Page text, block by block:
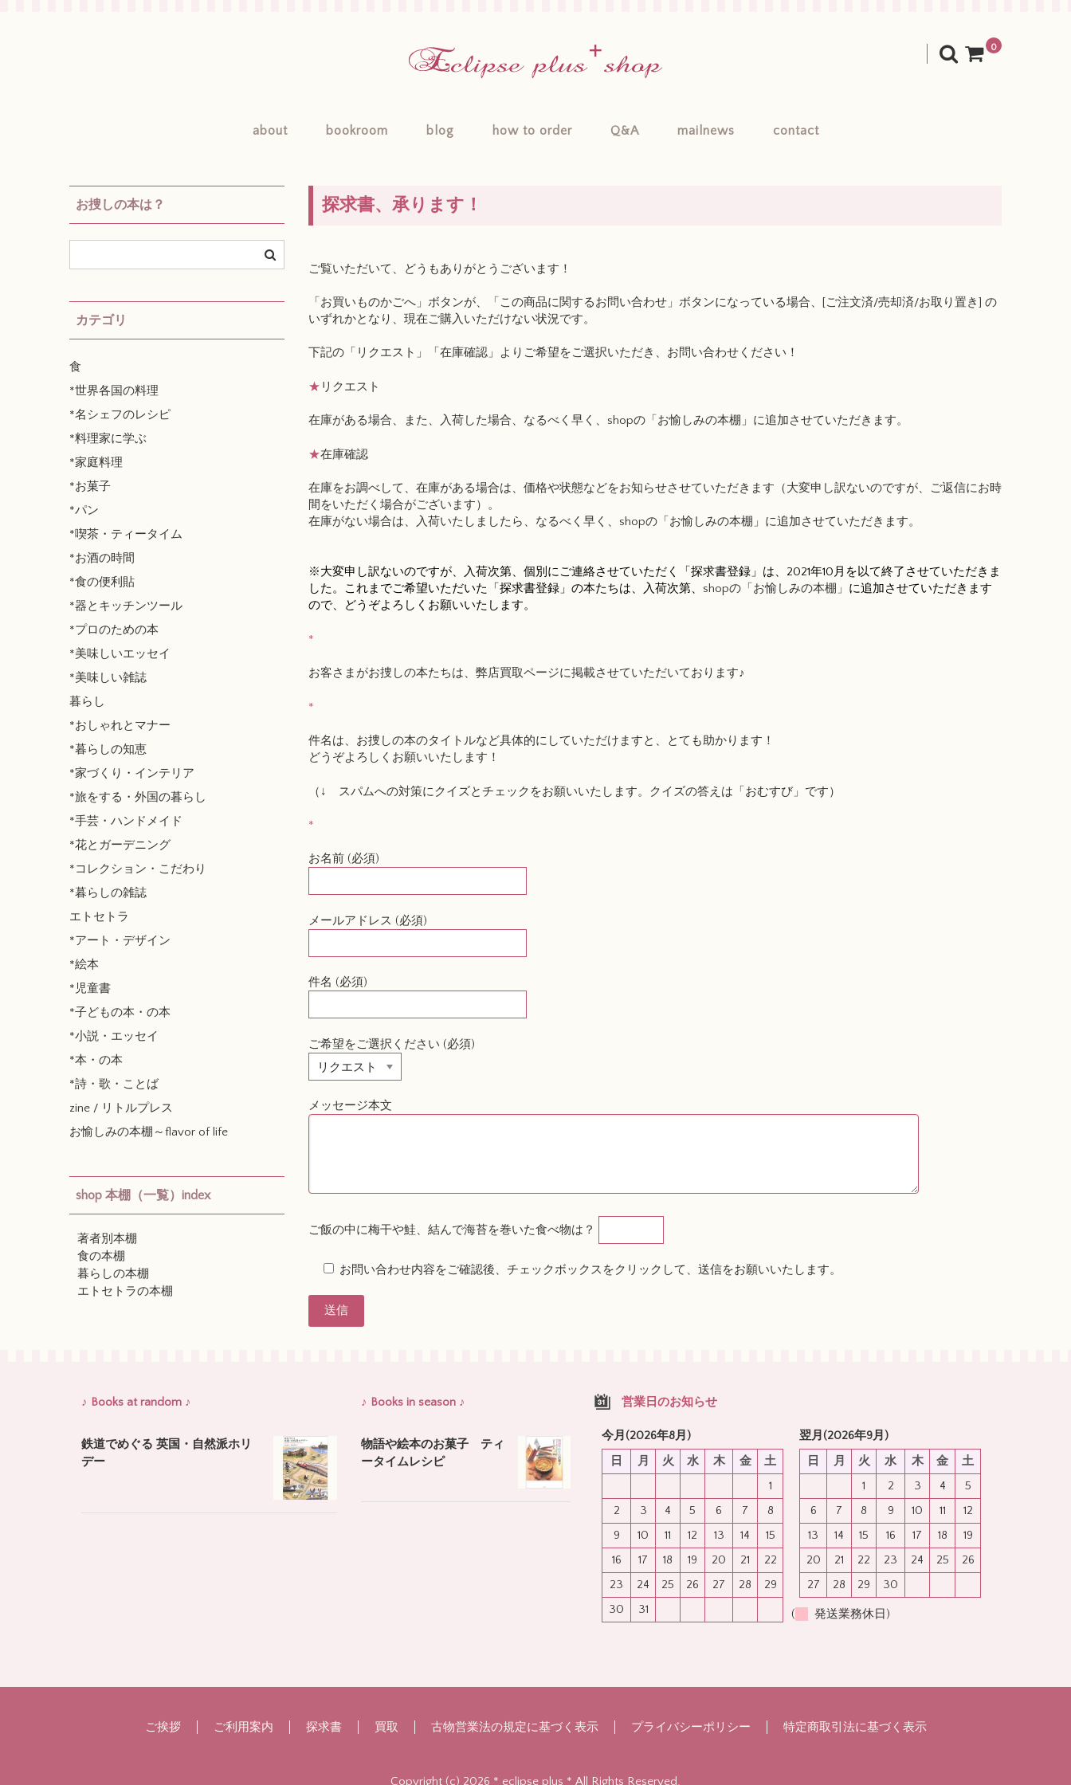
0
about bookroom blog how to order Q&A mailnews contact
探求書、承ります！
ご覧いただいて、どうもありがとうございます！
「お買いものかごへ」ボタンが、「この商品に関するお問い合わせ」ボタンになっている場合、[ご注文済/売却済/お取り置き] の
いずれかとなり、現在ご購入いただけない状況です。
下記の「リクエスト」「在庫確認」よりご希望をご選択いただき、お問い合わせください！
★ リクエスト
在庫がある場合、また、入荷した場合、なるべく早く、 shopの「お愉しみの本棚」 に追加させていただきます。
★在庫確認
在庫をお調べして、在庫がある場合は、価格や状態などをお知らせさせていただきます（大変申し訳ないのですが、ご返信にお時
間をいただく場合がございます）。
在庫がない場合は、入荷いたしましたら、なるべく早く、 shopの「お愉しみの本棚」 に追加させていただきます。
※大変申し訳ないのですが、入荷次第、個別にご連絡させていただく「探求書登録」は、2021年10月を以て終了させていただきま
した。これまでご希望いただいた「探求書登録」の本たちは、入荷次第、 shopの「お愉しみの本棚」 に追加させていただきます
ので、どうぞよろしくお願いいたします。
*
お客さまがお捜しの本たちは、 弊店買取ページに掲載させていただいております♪
*
件名は、お捜しの本のタイトルなど具体的にしていただけますと、とても助かります！
どうぞよろしくお願いいたします！
（↓ スパムへの対策にクイズとチェックをお願いいたします。クイズの答えは「おむすび」です）
*
お名前 (必須)
メールアドレス (必須)
件名 (必須)
ご希望をご選択ください (必須)
メッセージ本文
ご飯の中に梅干や鮭、結んで海苔を巻いた食べ物は？
お問い合わせ内容をご確認後、チェックボックスをクリックして、送信をお願いいたします。
お捜しの本は？
カテゴリ
食
*世界各国の料理
*名シェフのレシピ
*料理家に学ぶ
*家庭料理
*お菓子
*パン
*喫茶・ティータイム
*お酒の時間
*食の便利貼
*器とキッチンツール
*プロのための本
*美味しいエッセイ
*美味しい雑誌
暮らし
*おしゃれとマナー
*暮らしの知恵
*家づくり・インテリア
*旅をする・外国の暮らし
*手芸・ハンドメイド
*花とガーデニング
*コレクション・こだわり
*暮らしの雑誌
エトセトラ
*アート・デザイン
*絵本
*児童書
*子どもの本・の本
*小説・エッセイ
*本・の本
*詩・歌・ことば
zine / リトルプレス
お愉しみの本棚～flavor of life
shop 本棚（一覧）index
著者別本棚
食の本棚
暮らしの本棚
エトセトラの本棚
♪ Books at random ♪
鉄道でめぐる 英国・自然派ホリ
デー
♪ Books in season ♪
物語や絵本のお菓子 ティ
ータイムレシピ
営業日のお知らせ
今月(2026年8月)
日
月 火 水 木 金
土
1
2
3 4 5 6 7
8
9
10 11 12 13 14
15
16
17 18 19 20 21
22
23
24 25 26 27 28
29
30
31
翌月(2026年9月)
日
月 火 水 木 金
土
1
2 3 4
5
6
7 8 9 10 11
12
13
14 15 16 17 18
19
20
21 22 23 24 25
26
27
28 29 30
( 発送業務休日)
ご挨拶 ご利用案内 探求書 買取 古物営業法の規定に基づく表示 プライバシーポリシー 特定商取引法に基づく表示
Copyright (c) 2026 * eclipse plus * All Rights Reserved.